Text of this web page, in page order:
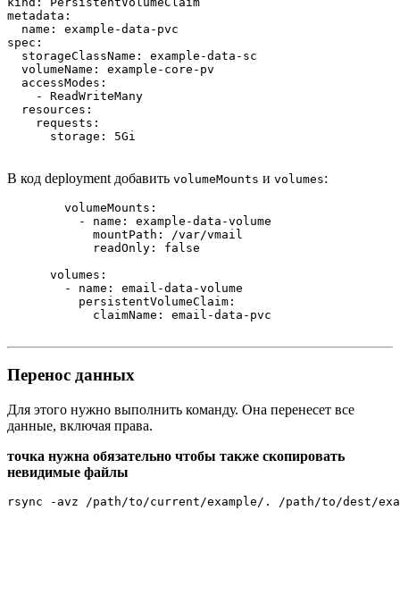
metadata:
  name: example-data-pvc
spec:
  storageClassName: example-data-sc
  volumeName: example-core-pv
  accessModes:
    - ReadWriteMany
  resources:
    requests:
      storage: 5Gi
В код deployment добавить volumeMounts и volumes:
        volumeMounts:
          - name: example-data-volume
            mountPath: /var/vmail
            readOnly: false
      volumes:
        - name: email-data-volume
          persistentVolumeClaim:
            claimName: email-data-pvc
Перенос данных
Для этого нужно выполнить команду. Она перенесет все
данные, включая права.
точка нужна обязательно чтобы также скопировать
невидимые файлы